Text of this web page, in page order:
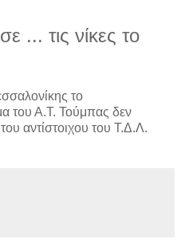
... τις νίκες το
το
του Α.Τ. Τούμπας δεν
αντίστοιχου του Τ.Δ.Λ.